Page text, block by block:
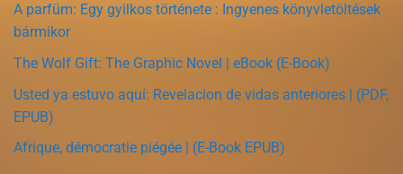
A parfüm: Egy gyilkos története : Ingyenes könyvletöltések
bármikor
The Wolf Gift: The Graphic Novel | eBook (E-Book)
Usted ya estuvo aquí: Revelacion de vidas anteriores | (PDF,
EPUB)
Afrique, démocratie piégée | (E-Book EPUB)